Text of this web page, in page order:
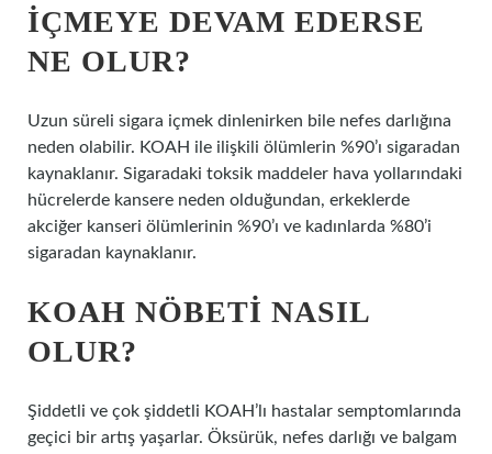
IÇMEYE DEVAM EDERSE
NE OLUR?
Uzun süreli sigara içmek dinlenirken bile nefes darlığına
neden olabilir. KOAH ile ilişkili ölümlerin %90’ı sigaradan
kaynaklanır. Sigaradaki toksik maddeler hava yollarındaki
hücrelerde kansere neden olduğundan, erkeklerde
akciğer kanseri ölümlerinin %90’ı ve kadınlarda %80’i
sigaradan kaynaklanır.
KOAH NÖBETI NASIL
OLUR?
Şiddetli ve çok şiddetli KOAH’lı hastalar semptomlarında
geçici bir artış yaşarlar. Öksürük, nefes darlığı ve balgam